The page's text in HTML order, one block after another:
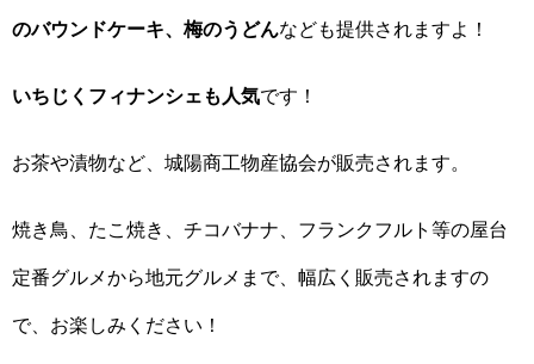
のバウンドケーキ、梅のうどんなども提供されますよ！
いちじくフィナンシェも人気です！
お茶や漬物など、城陽商工物産協会が販売されます。
焼き鳥、たこ焼き、チコバナナ、フランクフルト等の屋台
定番グルメから地元グルメまで、幅広く販売されますの
で、お楽しみください！